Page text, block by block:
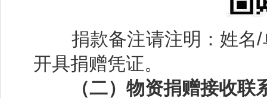
捐款备注请注明：姓名/
开具捐赠凭证。
（二）物资捐赠接收联